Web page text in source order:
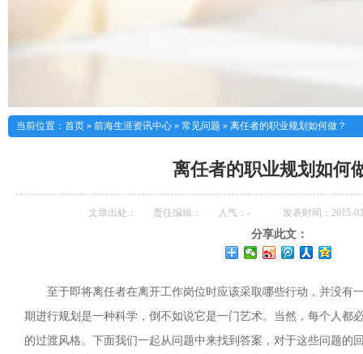
当前位置： 首页 » 前海生涯资讯中心 » 常见问题 » 离任者的职业规划如何做？
离任者的职业规划如何
文章出处： 责任编辑： 人气： - 发表时间：2015-
分享此文：
至于即将离任者在离开工作岗位时应该采取哪些行动，并没有
期进行规划是一种科学，倒不如说它是一门艺术。当然，每个人都
的过渡风格。下面我们一起从问题中来找到答案，对于这些问题的